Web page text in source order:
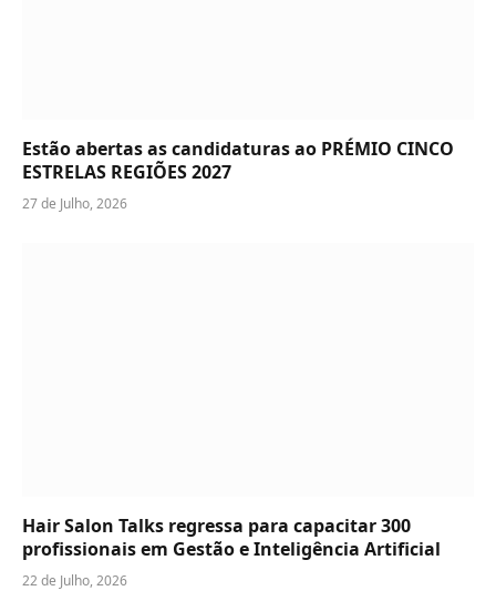
Estão abertas as candidaturas ao PRÉMIO CINCO
ESTRELAS REGIÕES 2027
27 de Julho, 2026
Hair Salon Talks regressa para capacitar 300
profissionais em Gestão e Inteligência Artificial
22 de Julho, 2026